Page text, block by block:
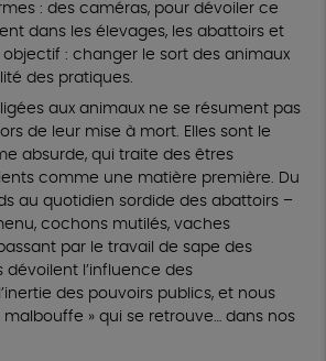
: des caméras, pour dévoiler ce
dans les élevages, les abattoirs et
objectif : changer le sort des animaux
des pratiques.
aux animaux ne se résument pas
de leur mise à mort. Elles sont le
absurde, qui traite des êtres
comme une matière première. Du
au quotidien sordide des abattoirs –
cochons mutilés, vaches
par le travail de sape des
dévoilent l’influence des
des pouvoirs publics, et nous
» qui se retrouve… dans nos